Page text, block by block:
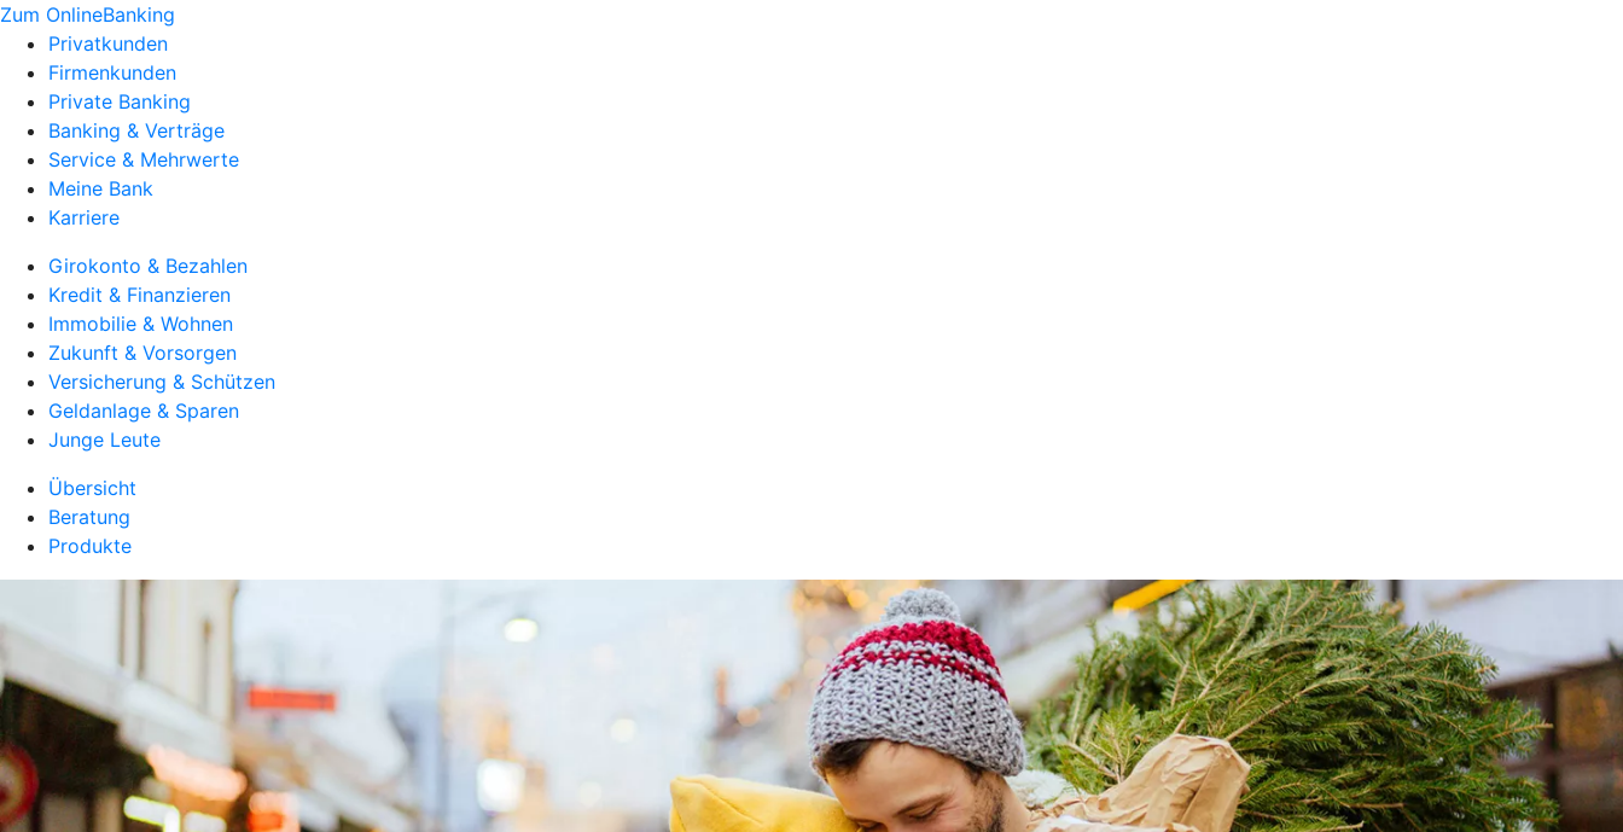
Zum OnlineBanking
Privatkunden
Firmenkunden
Private Banking
Banking & Verträge
Service & Mehrwerte
Meine Bank
Karriere
Girokonto & Bezahlen
Kredit & Finanzieren
Immobilie & Wohnen
Zukunft & Vorsorgen
Versicherung & Schützen
Geldanlage & Sparen
Junge Leute
Übersicht
Beratung
Produkte